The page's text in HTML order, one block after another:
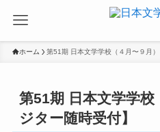
ホーム 第51期 日本文学学校（４月〜９月）
第51期 日本文学学
ジター随時受付】